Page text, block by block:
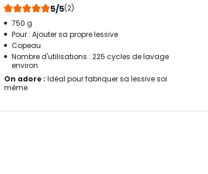
5/5(2)
750 g
Pour : Ajouter sa propre lessive
Copeau
Nombre d'utilisations : 225 cycles de lavage
environ
On adore : Idéal pour fabriquer sa lessive soi
même